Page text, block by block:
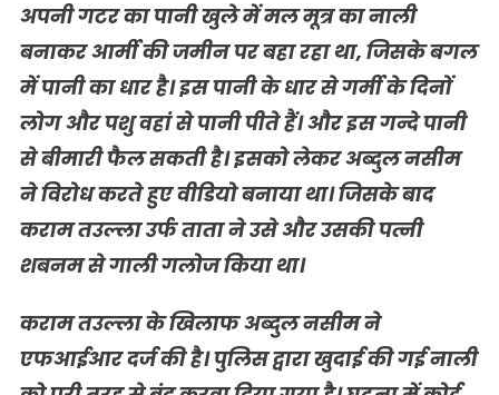
अपनी गटर का पानी खुले में मल मूत्र का नाली
बनाकर आर्मी की जमीन पर बहा रहा था, जिसके बगल
में पानी का धार है। इस पानी के धार से गर्मी के दिनों
लोग और पशु वहां से पानी पीते हैं। और इस गन्दे पानी
से बीमारी फैल सकती है। इसको लेकर अब्दुल नसीम
ने विरोध करते हुए वीडियो बनाया था। जिसके बाद
कराम तउल्ला उर्फ ताता ने उसे और उसकी पत्नी
शबनम से गाली गलोज किया था।
कराम तउल्ला के खिलाफ अब्दुल नसीम ने
एफआईआर दर्ज की है। पुलिस द्वारा खुदाई की गई नाली